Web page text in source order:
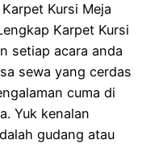
Kursi Meja
Karpet Kursi
setiap acara anda
sewa yang cerdas
cuma di
Yuk kenalan
gudang atau